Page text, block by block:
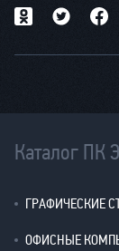
Каталог ПК
ГРАФИЧЕСКИЕ
ОФИСНЫЕ